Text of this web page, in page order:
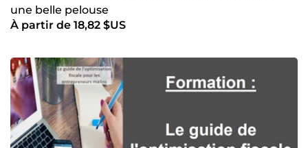
une belle pelouse
À partir de 18,82 $US